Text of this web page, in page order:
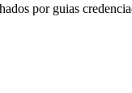
por guias